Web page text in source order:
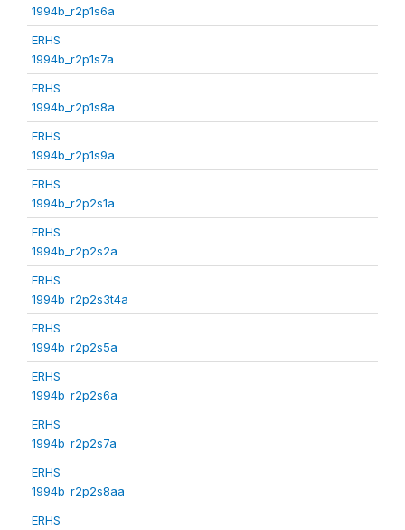
1994b_r2p1s6a
ERHS
1994b_r2p1s7a
ERHS
1994b_r2p1s8a
ERHS
1994b_r2p1s9a
ERHS
1994b_r2p2s1a
ERHS
1994b_r2p2s2a
ERHS
1994b_r2p2s3t4a
ERHS
1994b_r2p2s5a
ERHS
1994b_r2p2s6a
ERHS
1994b_r2p2s7a
ERHS
1994b_r2p2s8aa
ERHS